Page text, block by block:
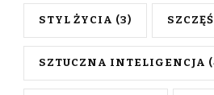
STYL ŻYCIA (3)
SZTUCZNA INTELIGENCJA